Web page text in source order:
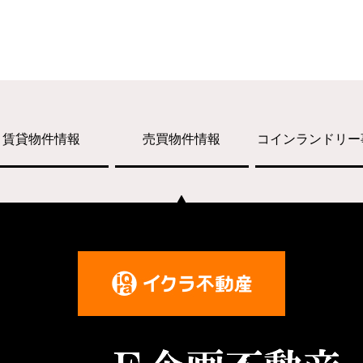
賃貸物件情報 売買物件情報 コインランドリ